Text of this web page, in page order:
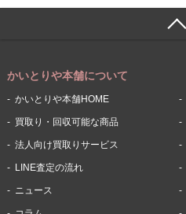
かいとりや本舗について
かいとりや本舗HOME
買取り・回収可能な商品
法人向け買取りサービス
LINE査定の流れ
ニュース